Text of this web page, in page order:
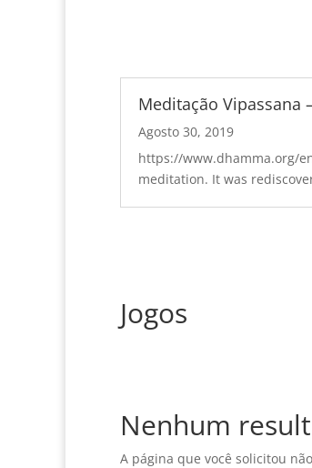
Meditação Vipassana
Agosto 30, 2019
https://www.dhamma.org/
meditation. It was
Jogos
Nenhum
A página que você solicitou